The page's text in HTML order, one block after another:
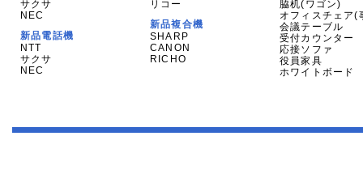
サクサ
NEC
新品電話機
NTT
サクサ
NEC
リコー
新品複合機
SHARP
CANON
RICHO
脇机(ワゴン)
オフィスチェア(
会議テーブル
受付カウンター
応接ソファ
役員家具
ホワイトボード